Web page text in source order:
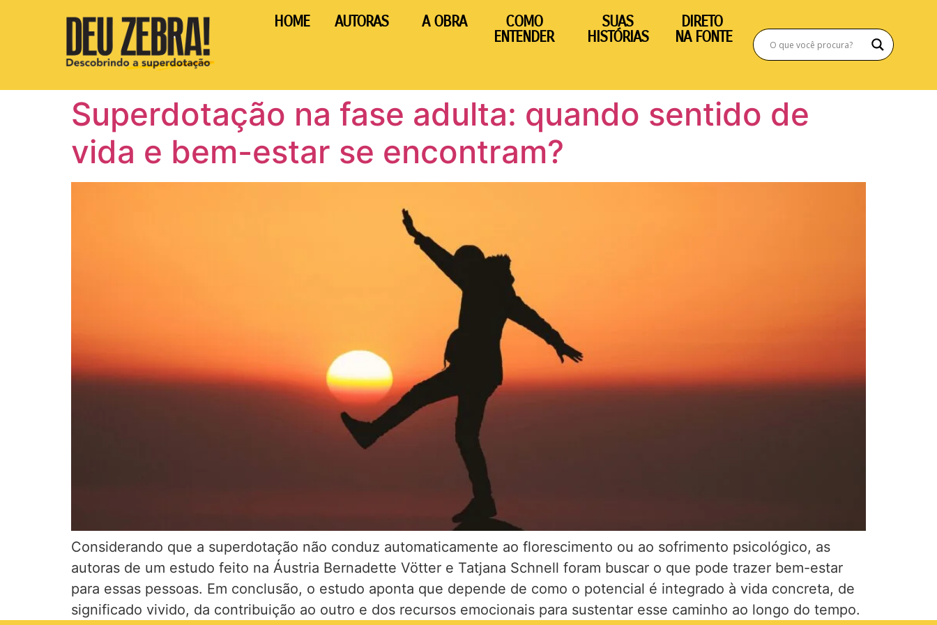
HOME AUTORAS A OBRA
COMO
ENTENDER
SUAS
HISTÓRIAS
DIRETO
NA FONTE
Superdotação na fase adulta: quando sentido de
vida e bem-estar se encontram?
Considerando que a superdotação não conduz automaticamente ao florescimento ou ao sofrimento psicológico, as
autoras de um estudo feito na Áustria Bernadette Vötter e Tatjana Schnell foram buscar o que pode trazer bem-estar
para essas pessoas. Em conclusão, o estudo aponta que depende de como o potencial é integrado à vida concreta, de
significado vivido, da contribuição ao outro e dos recursos emocionais para sustentar esse caminho ao longo do tempo.